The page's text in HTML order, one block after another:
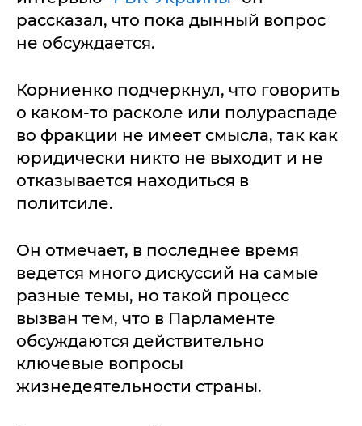
рассказал, что пока дынный вопрос
не обсуждается.
Корниенко подчеркнул, что говорить
о каком-то расколе или полураспаде
во фракции не имеет смысла, так как
юридически никто не выходит и не
отказывается находиться в
политсиле.
Он отмечает, в последнее время
ведется много дискуссий на самые
разные темы, но такой процесс
вызван тем, что в Парламенте
обсуждаются действительно
ключевые вопросы
жизнедеятельности страны.